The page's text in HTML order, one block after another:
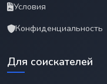
Условия
Конфиденциальность
Для соискателей